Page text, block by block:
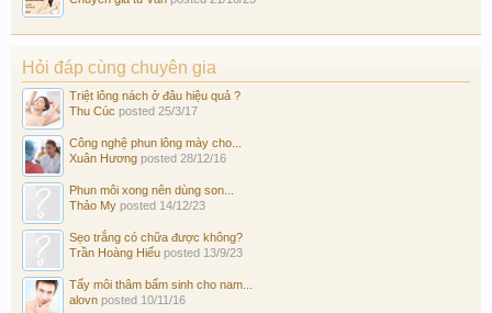
Hỏi đáp cùng chuyên gia
Triệt lông nách ở đâu hiệu quả ?
Thu Cúc posted 25/3/17
Công nghệ phun lông mày cho...
Xuân Hương posted 28/12/16
Phun môi xong nên dùng son...
Thảo My posted 14/12/23
Sẹo trắng có chữa được không?
Trần Hoàng Hiếu posted 13/9/23
Tẩy môi thâm bẩm sinh cho nam...
alovn posted 10/11/16